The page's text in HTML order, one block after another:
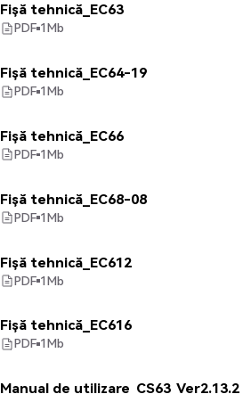
Fișă tehnică_EC63
PDF 1Mb
Fișă tehnică_EC64-19
PDF 1Mb
Fișă tehnică_EC66
PDF 1Mb
Fișă tehnică_EC68-08
PDF 1Mb
Fișă tehnică_EC612
PDF 1Mb
Fișă tehnică_EC616
PDF 1Mb
Manual de utilizare_CS63_Ver2.13.2